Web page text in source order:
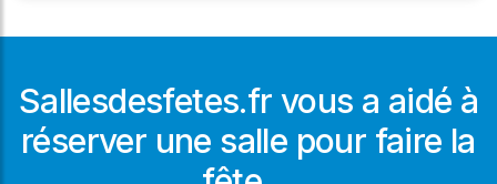
Sallesdesfetes.fr vous a aidé à
réserver une salle pour faire la